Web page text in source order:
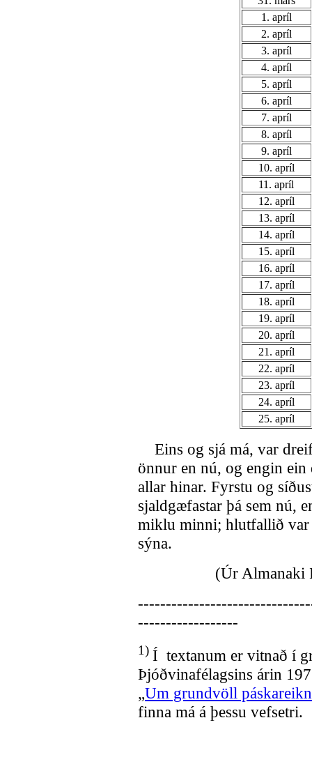
1. apríl
2. apríl
3. apríl
4. apríl
5. apríl
6. apríl
7. apríl
8. apríl
9. apríl
10. apríl
11. apríl
12. apríl
13. apríl
14. apríl
15. apríl
16. apríl
17. apríl
18. apríl
19. apríl
20. apríl
21. apríl
22. apríl
23. apríl
24. apríl
25. apríl
Eins og sjá má, var
önnur en nú, og engin
allar hinar. Fyrstu og
sjaldgæfastar þá sem nú,
miklu minni; hlutfallið var
sýna.
(Úr Almanaki
------------------
1) Í textanum er vitnað í
Þjóðvinafélagsins árin
„Um grundvöll
finna má á þessu vefsetri.